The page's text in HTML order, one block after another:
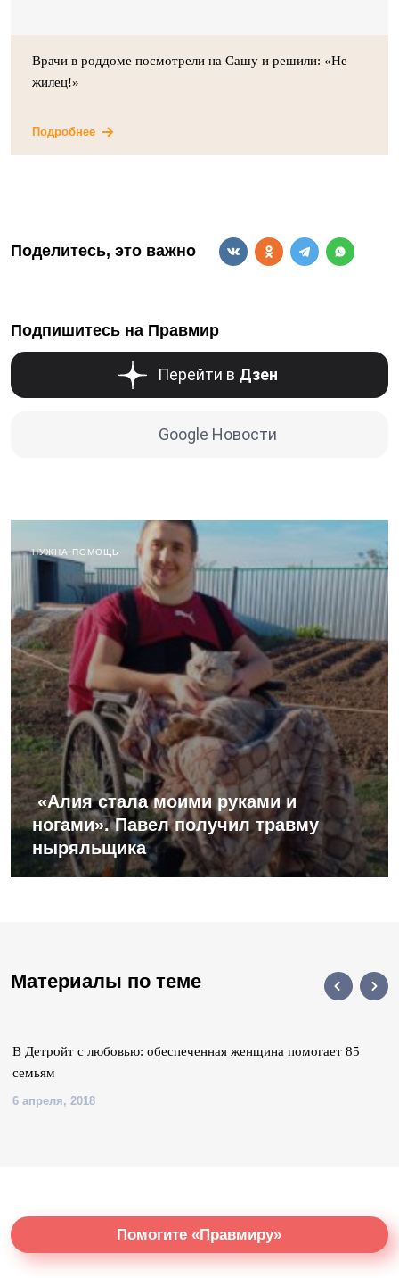
Врачи в роддоме посмотрели на Сашу и решили: «Не
жилец!»
Подробнее
Поделитесь, это важно
Подпишитесь на Правмир
Перейти в Дзен
Google Новости
НУЖНА ПОМОЩЬ
«Алия стала моими руками и
ногами». Павел получил травму
ныряльщика
Материалы по теме
В Детройт с любовью: обеспеченная женщина помогает 85
семьям
6 апреля, 2018
Помогите «Правмиру»